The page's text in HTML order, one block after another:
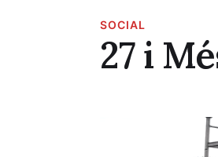
SOCIAL
27 i